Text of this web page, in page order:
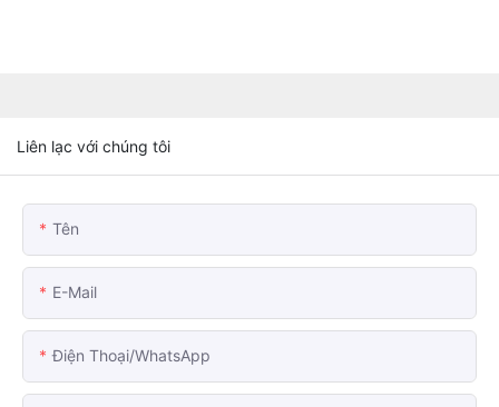
Liên lạc với chúng tôi
Tên
E-Mail
Điện Thoại/WhatsApp